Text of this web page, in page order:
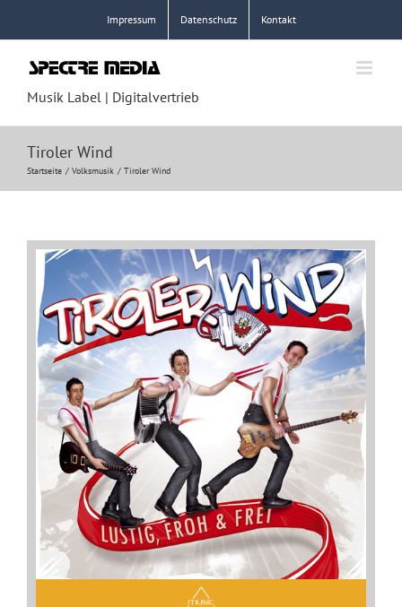
springen
Impressum Datenschutz Kontakt
Musik Label | Digitalvertrieb
Tiroler Wind
Startseite Volksmusik Tiroler Wind